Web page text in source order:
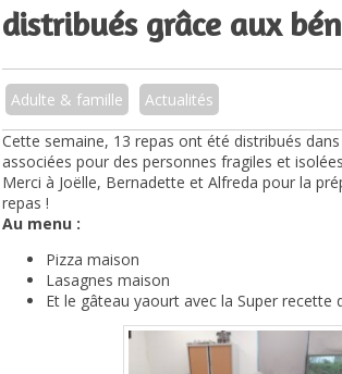
distribués grâce aux
Adulte & famille
Actualités
Cette semaine, 13 repas ont été distribués
associées pour des personnes fragiles et
Merci à Joëlle, Bernadette et Alfreda pour la
repas !
Au menu :
Pizza maison
Lasagnes maison
Et le gâteau yaourt avec la Super recette